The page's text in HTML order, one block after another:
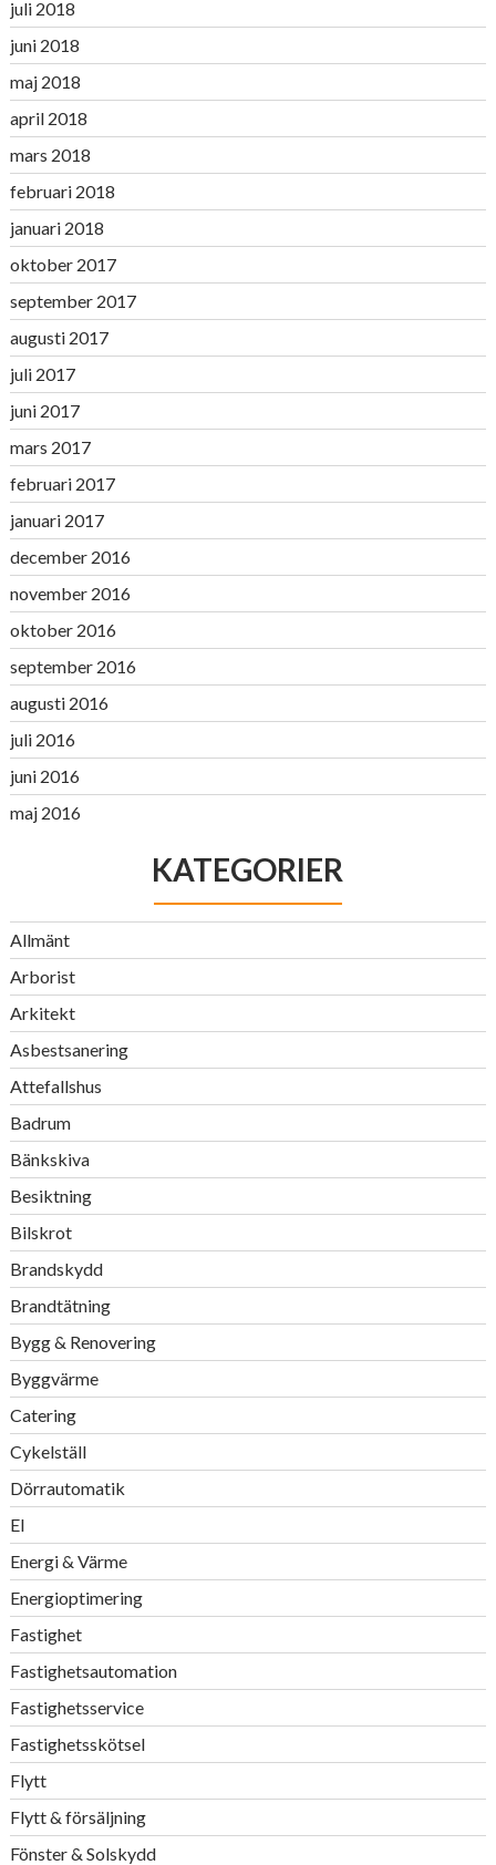
juli 2018
juni 2018
maj 2018
april 2018
mars 2018
februari 2018
januari 2018
oktober 2017
september 2017
augusti 2017
juli 2017
juni 2017
mars 2017
februari 2017
januari 2017
december 2016
november 2016
oktober 2016
september 2016
augusti 2016
juli 2016
juni 2016
maj 2016
KATEGORIER
Allmänt
Arborist
Arkitekt
Asbestsanering
Attefallshus
Badrum
Bänkskiva
Besiktning
Bilskrot
Brandskydd
Brandtätning
Bygg & Renovering
Byggvärme
Catering
Cykelställ
Dörrautomatik
El
Energi & Värme
Energioptimering
Fastighet
Fastighetsautomation
Fastighetsservice
Fastighetsskötsel
Flytt
Flytt & försäljning
Fönster & Solskydd